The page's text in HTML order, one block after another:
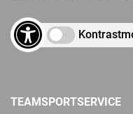
TEAMSPORTSERVICE